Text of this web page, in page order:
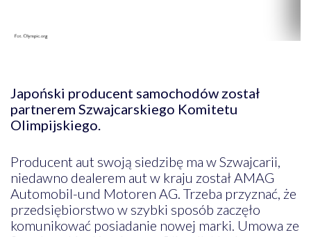
Japoński producent samochodów został
partnerem Szwajcarskiego Komitetu
Olimpijskiego.
Producent aut swoją siedzibę ma w Szwajcarii,
niedawno dealerem aut w kraju został AMAG
Automobil-und Motoren AG. Trzeba przyznać, że
przedsiębiorstwo w szybki sposób zaczęło
komunikować posiadanie nowej marki. Umowa ze